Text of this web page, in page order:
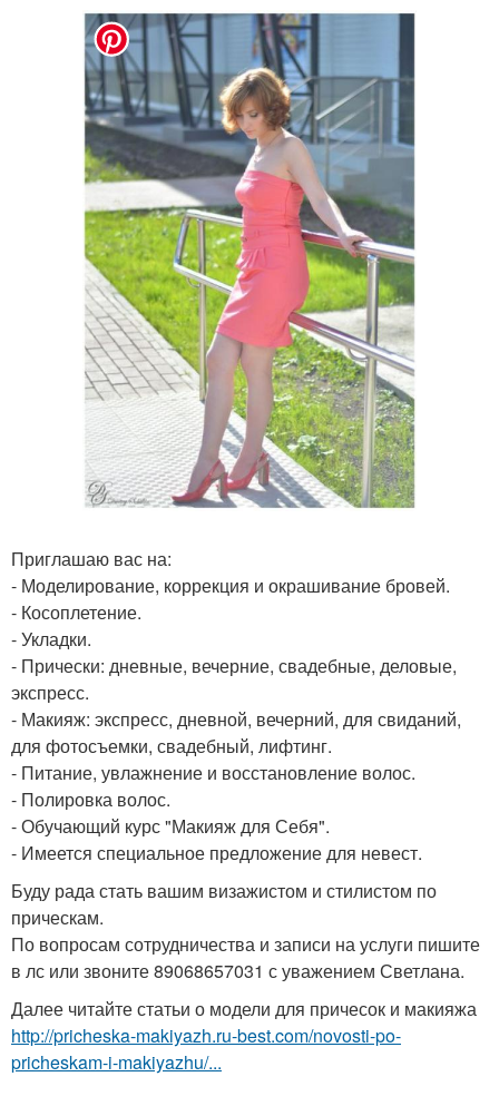
Приглашаю вас на:
- Моделирование, коррекция и окрашивание бровей.
- Косоплетение.
- Укладки.
- Прически: дневные, вечерние, свадебные, деловые,
экспресс.
- Макияж: экспресс, дневной, вечерний, для свиданий,
для фотосъемки, свадебный, лифтинг.
- Питание, увлажнение и восстановление волос.
- Полировка волос.
- Обучающий курс "Макияж для Себя".
- Имеется специальное предложение для невест.
Буду рада стать вашим визажистом и стилистом по
прическам.
По вопросам сотрудничества и записи на услуги пишите
в лс или звоните 89068657031 с уважением Светлана.
Далее читайте статьи о модели для причесок и макияжа
http://pricheska-makiyazh.ru-best.com/novosti-po-
pricheskam-i-makiyazhu/...